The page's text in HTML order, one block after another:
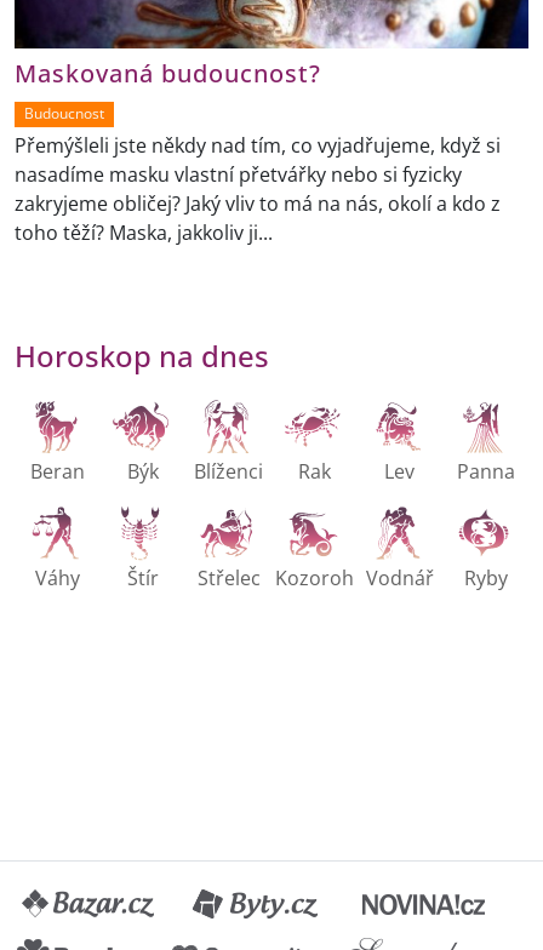
Maskovaná budoucnost?
Budoucnost
Přemýšleli jste někdy nad tím, co vyjadřujeme, když si
nasadíme masku vlastní přetvářky nebo si fyzicky
zakryjeme obličej? Jaký vliv to má na nás, okolí a kdo z
toho těží? Maska, jakkoliv ji...
Horoskop na dnes
Beran Býk Blíženci Rak Lev Panna
Váhy Štír Střelec Kozoroh Vodnář Ryby